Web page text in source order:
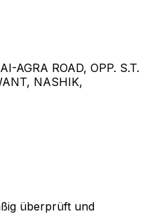
AGRA ROAD, OPP. S.T.
NASHIK,
überprüft und